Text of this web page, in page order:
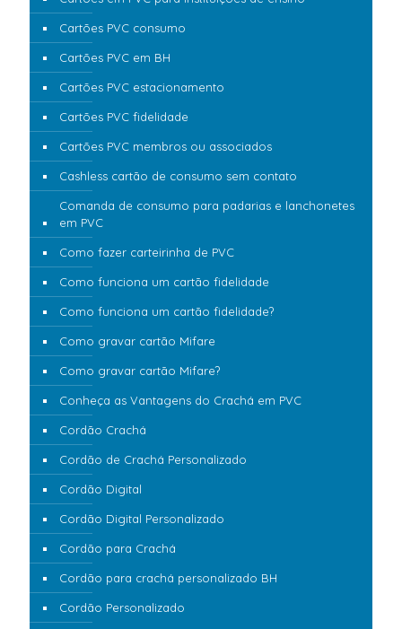
Cartões PVC consumo
Cartões PVC em BH
Cartões PVC estacionamento
Cartões PVC fidelidade
Cartões PVC membros ou associados
Cashless cartão de consumo sem contato
Comanda de consumo para padarias e lanchonetes
em PVC
Como fazer carteirinha de PVC
Como funciona um cartão fidelidade
Como funciona um cartão fidelidade?
Como gravar cartão Mifare
Como gravar cartão Mifare?
Conheça as Vantagens do Crachá em PVC
Cordão Crachá
Cordão de Crachá Personalizado
Cordão Digital
Cordão Digital Personalizado
Cordão para Crachá
Cordão para crachá personalizado BH
Cordão Personalizado